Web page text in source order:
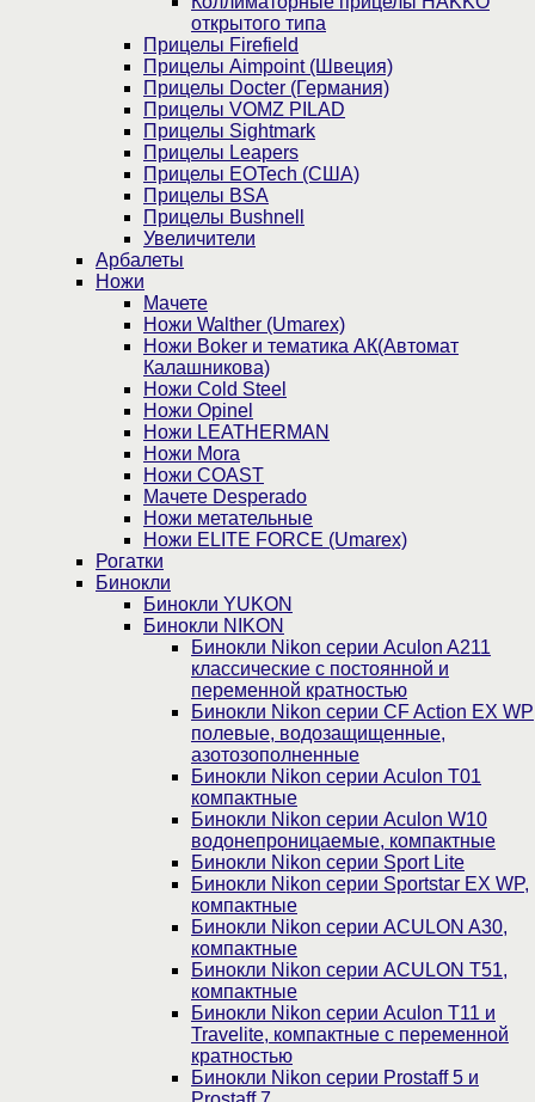
открытого типа
Прицелы Firefield
Прицелы Aimpoint (Швеция)
Прицелы Docter (Германия)
Прицелы VOMZ PILAD
Прицелы Sightmark
Прицелы Leapers
Прицелы EOTech (США)
Прицелы BSA
Прицелы Bushnell
Увеличители
Арбалеты
Ножи
Мачете
Ножи Walther (Umarex)
Ножи Boker и тематика АК(Автомат
Калашникова)
Ножи Cold Steel
Ножи Opinel
Ножи LEATHERMAN
Ножи Mora
Ножи COAST
Мачете Desperado
Ножи метательные
Ножи ELITE FORCE (Umarex)
Рогатки
Бинокли
Бинокли YUKON
Бинокли NIKON
Бинокли Nikon серии Aculon A211
классические с постоянной и
переменной кратностью
Бинокли Nikon серии СF Action EX WP
полевые, водозащищенные,
азотозополненные
Бинокли Nikon серии Aculon T01
компактные
Бинокли Nikon серии Aculon W10
водонепроницаемые, компактные
Бинокли Nikon серии Sport Lite
Бинокли Nikon серии Sportstar EX WP,
компактные
Бинокли Nikon серии ACULON A30,
компактные
Бинокли Nikon серии ACULON Т51,
компактные
Бинокли Nikon серии Aculon T11 и
Travelite, компактные с переменной
кратностью
Бинокли Nikon серии Prostaff 5 и